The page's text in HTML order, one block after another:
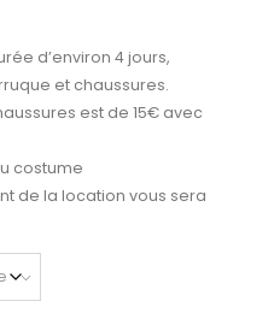
d’environ 4 jours,
et chaussures.
est de 15€ avec
costume
de la location vous sera